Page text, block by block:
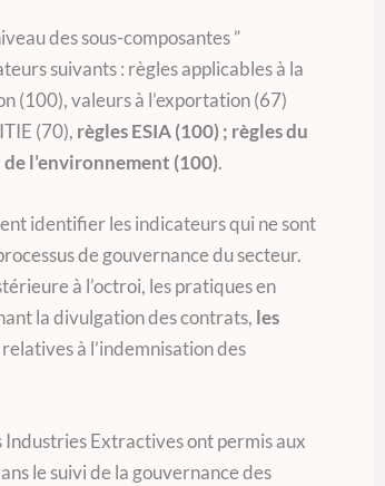
des sous-composantes ”
suivants : règles applicables à la
(100), valeurs à l’exportation (67)
(70), règles ESIA (100) ; règles du
l’environnement (100).
identifier les indicateurs qui ne sont
de gouvernance du secteur.
à l’octroi, les pratiques en
la divulgation des contrats, les
à l’indemnisation des
Industries Extractives ont permis aux
le suivi de la gouvernance des